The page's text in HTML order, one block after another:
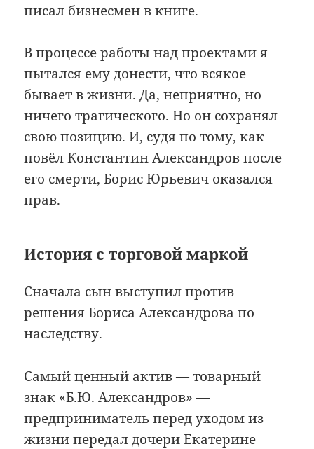
писал бизнесмен в книге.
В процессе работы над проектами я
пытался ему донести, что всякое
бывает в жизни. Да, неприятно, но
ничего трагического. Но он сохранял
свою позицию. И, судя по тому, как
повёл Константин Александров после
его смерти, Борис Юрьевич оказался
прав.
История с торговой маркой
Сначала сын выступил против
решения Бориса Александрова по
наследству.
Самый ценный актив — товарный
знак «Б.Ю. Александров» —
предприниматель перед уходом из
жизни передал дочери Екатерине